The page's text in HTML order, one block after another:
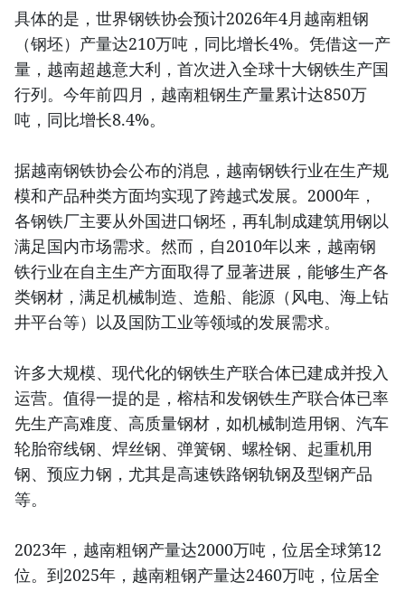
具体的是，世界钢铁协会预计2026年4月越南粗钢
（钢坯）产量达210万吨，同比增长4%。凭借这一产
量，越南超越意大利，首次进入全球十大钢铁生产国
行列。今年前四月，越南粗钢生产量累计达850万
吨，同比增长8.4%。
据越南钢铁协会公布的消息，越南钢铁行业在生产规
模和产品种类方面均实现了跨越式发展。2000年，
各钢铁厂主要从外国进口钢坯，再轧制成建筑用钢以
满足国内市场需求。然而，自2010年以来，越南钢
铁行业在自主生产方面取得了显著进展，能够生产各
类钢材，满足机械制造、造船、能源（风电、海上钻
井平台等）以及国防工业等领域的发展需求。
许多大规模、现代化的钢铁生产联合体已建成并投入
运营。值得一提的是，榕桔和发钢铁生产联合体已率
先生产高难度、高质量钢材，如机械制造用钢、汽车
轮胎帘线钢、焊丝钢、弹簧钢、螺栓钢、起重机用
钢、预应力钢，尤其是高速铁路钢轨钢及型钢产品
等。
2023年，越南粗钢产量达2000万吨，位居全球第12
位。到2025年，越南粗钢产量达2460万吨，位居全